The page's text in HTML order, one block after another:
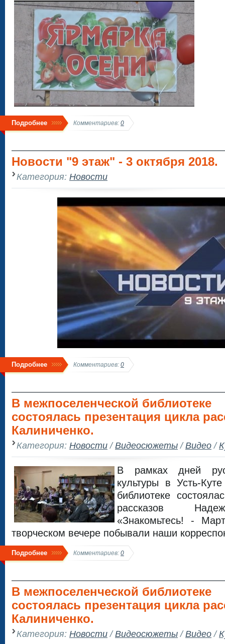
Подробнее Комментариев: 0
Новости "9 этаж" - 3 октября 2018.
Категория: Новости
Подробнее Комментариев: 0
В межпоселенческой библиотеке
состоялась презентация цикла
Калиниченко.
Категория: Новости/Видеосюжеты/Видео/
В рамках дней
культуры в Усть-
библиотеке
рассказов
«Знакомьтесь! -
творческом вечере побывали наши
Подробнее Комментариев: 0
В межпоселенческой библиотеке
состоялась презентация цикла
Калиниченко.
Категория: Новости/Видеосюжеты/Видео/